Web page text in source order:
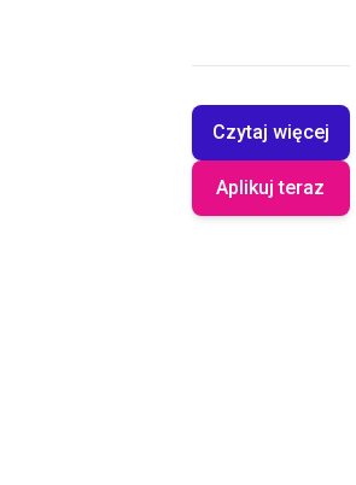
Czytaj więcej
Aplikuj teraz